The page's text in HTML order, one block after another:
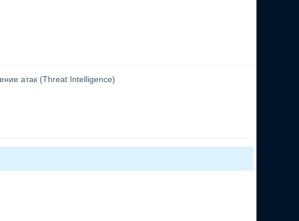
атак (Threat Intelligence)